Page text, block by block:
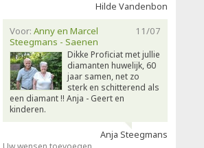
Hilde Vandenbon
11/07
Voor: Anny en Marcel
Steegmans - Saenen
Dikke Proficiat met jullie
diamanten huwelijk, 60
jaar samen, net zo
sterk en schitterend als
een diamant !! Anja - Geert en
kinderen.
Anja Steegmans